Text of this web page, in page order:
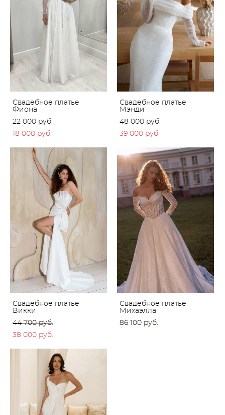
Свадебное платье
Фиона
22 000 pуб.
18 000 pуб.
Свадебное платье
Мэнди
48 000 pуб.
39 000 pуб.
Свадебное платье
Викки
44 700 pуб.
38 000 pуб.
Свадебное платье
Михаэлла
86 100 pуб.